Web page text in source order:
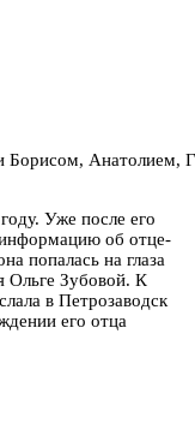
Анатолием,
Уже после его
об отце-
попалась на глаза
Ольге Зубовой. К
в Петрозаводск
его отца